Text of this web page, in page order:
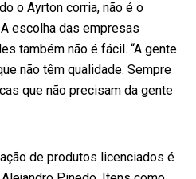
o Ayrton corria, não é o
escolha das empresas
também não é fácil. “A gente
não têm qualidade. Sempre
que não precisam da gente
de produtos licenciados é